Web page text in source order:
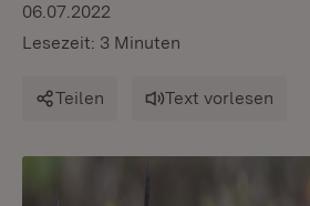
06.07.2022
Lesezeit: 3 Minuten
Teilen Text vorlesen